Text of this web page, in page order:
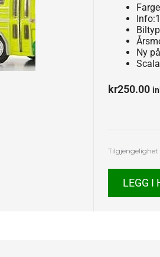
Ny
kr250.00
Tilgjengelighet
Mercedes-
(LHD)LEGG I